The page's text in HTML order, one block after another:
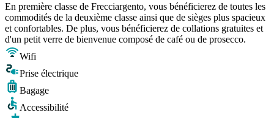
En première classe de Frecciargento, vous bénéficierez de toutes les
commodités de la deuxième classe ainsi que de sièges plus spacieux
et confortables. De plus, vous bénéficierez de collations gratuites et
d'un petit verre de bienvenue composé de café ou de prosecco.
Wifi
Prise électrique
Bagage
Accessibilité